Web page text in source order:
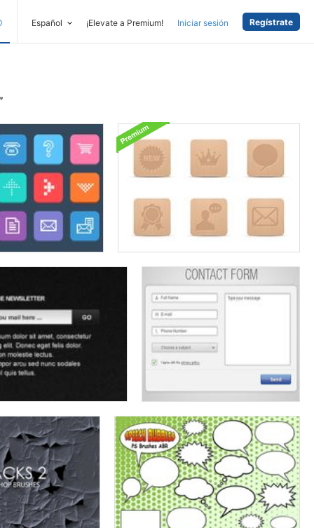
Español ¡Elevate a Premium! Iniciar sesión Regístrate